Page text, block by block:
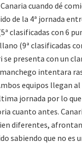
cuando dé
de la 4ª jornada
clasificadas con 6
(9ª clasificadas
se presenta con un
intentara
equipos llegan
jornada por lo
cuanto antes.
diferentes,
sabiendo que no es